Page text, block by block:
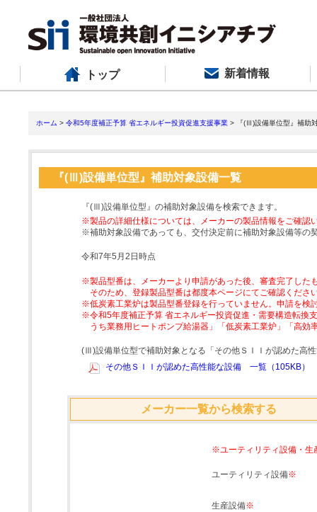
トップ 新着情報
ホーム > 令和5年度補正予算 省エネルギー投資促進支援事業 > 『(Ⅲ)設備単位型』補助
『(Ⅲ)設備単位型』補助対象設備一覧
『(Ⅲ)設備単位型』の補助対象設備を検索できます。
※製品の詳細仕様については、メーカーの製品情報をご確認
※補助対象設備であっても、交付決定前に補助対象設備等の
令和7年5月2日時点
※製品型番は、メーカーより申請があった後、審査完了した
そのため、登録製品型番は都度本ページにてご確認くださ
※低炭素工業炉は製品型番登録を行っていません。申請を検
※令和5年度補正予算 省エネルギー投資促進・需要構造転換
うち業務用ヒートポンプ給湯器」「低炭素工業炉」「高
(Ⅲ)設備単位型で補助対象となる「その他ＳＩＩが認めた高
その他ＳＩＩが認めた高性能な設備 一覧（105KB）
メーカー一覧から検索する
※ユーティリティ設備・生
ユーティリティ設備※
生産設備※